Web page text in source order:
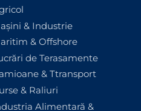
& Industrie
& Offshore
de Terasamente
& Ttransport
& Raliuri
Alimentară &